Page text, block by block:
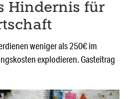
Hindernis für
weniger als 250€ im
explodieren. Gasteitrag